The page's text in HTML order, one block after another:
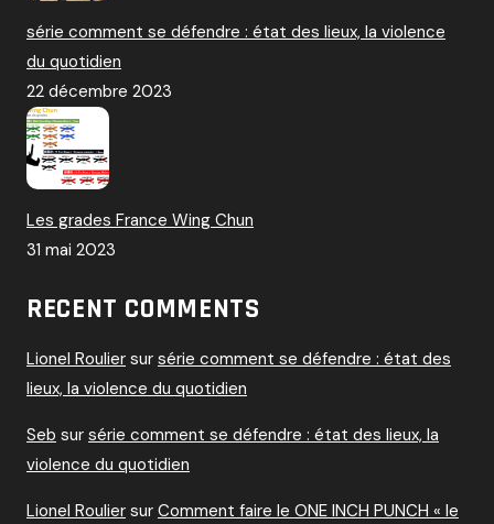
série comment se défendre : état des lieux, la violence
du quotidien
22 décembre 2023
Les grades France Wing Chun
31 mai 2023
RECENT COMMENTS
Lionel Roulier sur série comment se défendre : état des
lieux, la violence du quotidien
Seb sur série comment se défendre : état des lieux, la
violence du quotidien
Lionel Roulier sur Comment faire le ONE INCH PUNCH « le